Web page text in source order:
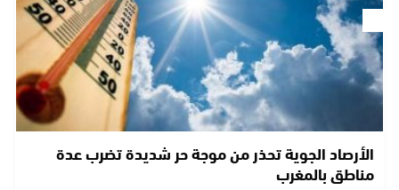
الأرصاد الجوية تحذر من موجة حر شديدة تضرب عدة
مناطق بالمغرب